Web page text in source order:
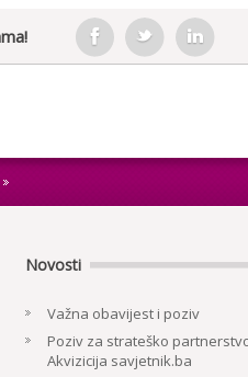
Novosti
Važna obavijest i poziv
Poziv za strateško
Akvizicija savjetnik.ba